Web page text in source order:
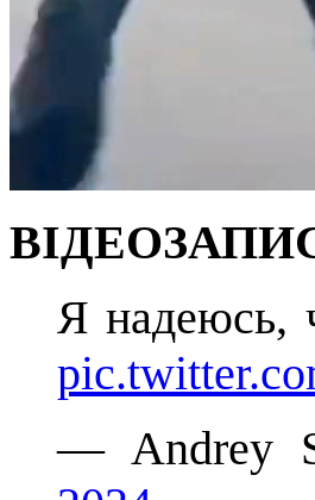
Я надеюсь,
— Andrey